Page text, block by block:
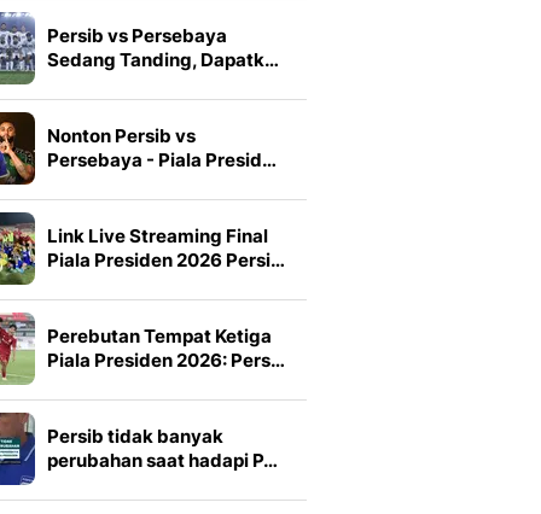
Persib vs Persebaya
Sedang Tanding, Dapatk…
Nonton Persib vs
Persebaya - Piala Presid…
Link Live Streaming Final
Piala Presiden 2026 Persi…
Perebutan Tempat Ketiga
Piala Presiden 2026: Pers…
Persib tidak banyak
perubahan saat hadapi P…